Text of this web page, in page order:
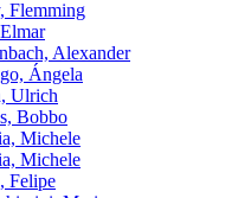
Flemming
Alexander
Ángela
Ulrich
Bobbo
Michele
Michele
Felipe